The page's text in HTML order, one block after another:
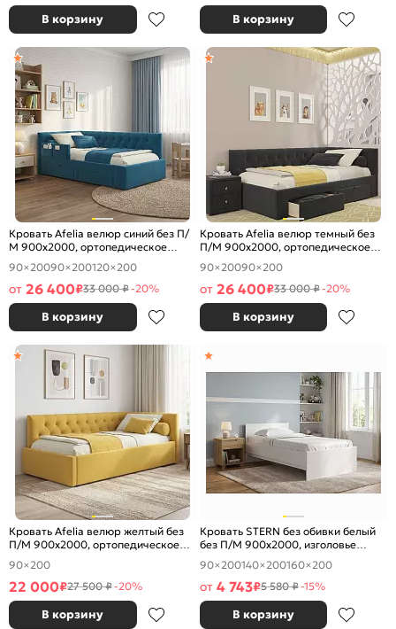
В корзину В корзину
Кровать Afelia велюр синий без П/
М 900x2000, ортопедическое
основание, изголовье мягкое
90×20090×200120×200
от 26 400₽33 000 ₽-20%
В корзину
Кровать Afelia велюр темный без
П/М 900x2000, ортопедическое
основание, изголовье мягкое
90×20090×200
от 26 400₽33 000 ₽-20%
В корзину
Кровать Afelia велюр желтый без
П/М 900x2000, ортопедическое
основание, изголовье мягкое
90×200
22 000₽27 500 ₽-20%
В корзину
Кровать STERN без обивки белый
без П/М 900x2000, изголовье
жесткое
90×200140×200160×200
от 4 743₽5 580 ₽-15%
В корзину